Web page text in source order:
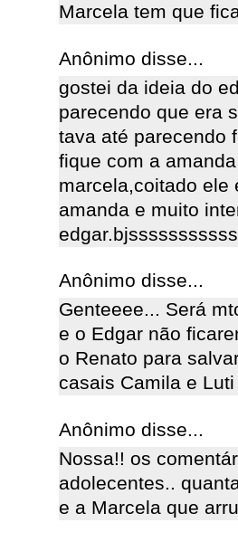
Marcela tem que
Anônimo disse...
gostei da ideia do
parecendo que era
tava até parecendo
fique com a
marcela,coitado ele
amanda e muito
Anônimo disse...
Genteeee... Será
e o Edgar não
o Renato para
casais Camila e
Anônimo disse...
Nossa!! os
adolecentes..
e a Marcela que